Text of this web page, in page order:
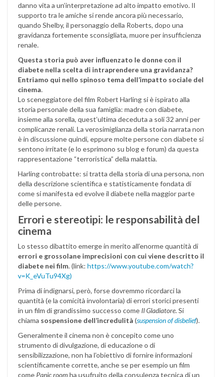
danno vita a un’interpretazione ad alto impatto emotivo. Il
supporto tra le amiche si rende ancora più necessario,
quando Shelby, il personaggio della Roberts, dopo una
gravidanza fortemente sconsigliata, muore per insufficienza
renale.
Questa storia può aver influenzato le donne con il
diabete nella scelta di intraprendere una gravidanza?
Entriamo qui nello spinoso tema dell’impatto sociale del
cinema.
Lo sceneggiatore del film Robert Harling si è ispirato alla
storia personale della sua famiglia: madre con diabete,
insieme alla sorella, quest’ultima deceduta a soli 32 anni per
complicanze renali. La verosimiglianza della storia narrata non
è in discussione quindi, eppure molte persone con diabete si
sentono irritate (e lo esprimono su blog e forum) da questa
rappresentazione “terroristica” della malattia.
Harling controbatte: si tratta della storia di una persona, non
della descrizione scientifica e statisticamente fondata di
come si manifesta ed evolve il diabete nella maggior parte
delle persone.
Errori e stereotipi: le responsabilità del
cinema
Lo stesso dibattito emerge in merito all’enorme quantità di
errori e grossolane imprecisioni con cui viene descritto il
diabete nei film. (link: https://www.youtube.com/watch?
v=K_eVuTu94Xg)
Prima di indignarsi, però, forse dovremmo ricordarci la
quantità (e la comicità involontaria) di errori storici presenti
in un film di grandissimo successo come Il Gladiatore. Si
chiama sospensione dell’incredulità (suspension of disbelief).
Generalmente il cinema non è concepito come uno
strumento di divulgazione, di educazione o di
sensibilizzazione, non ha l’obiettivo di fornire informazioni
scientificamente corrette, anche se per esempio un film
come Panic roomha usufruito della consulenza tecnica di un